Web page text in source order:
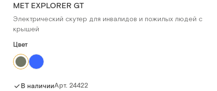
МЕТ EXPLORER GT
Электрический скутер для инвалидов и пожилых людей c
крышей
Цвет
В наличииАрт. 24422